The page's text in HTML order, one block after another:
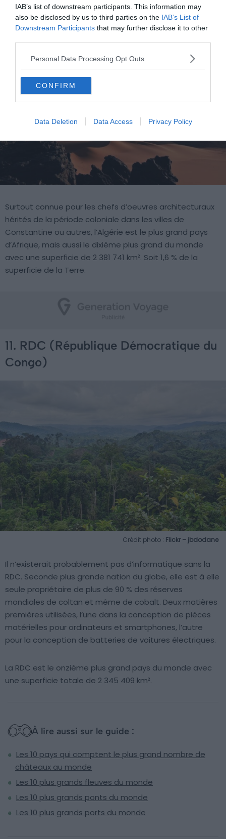
IAB’s list of downstream participants. This information may
also be disclosed by us to third parties on the IAB’s List of
Downstream Participants that may further disclose it to other
Personal Data Processing Opt Outs
CONFIRM
Data Deletion Data Access Privacy Policy
10.Algérie
Surtout connue pour les chefs d’oeuvres architecturaux
hérités de la période coloniale dans les villes de
Constantine ou autres, l’Algérie est le plus grand pays
d’Afrique, mais aussi le dixième plus grand du monde
avec une superficie de 2 381 741 km². Soit 1,6 % de la
superficie de la Terre.
11. RDC (République Démocratique du
Congo)
Crédit photo : Flickr – jbdodane
Il n’existerait probablement pas d’informatique sans la
RDC. Seconde plus grande nation du globe, elle est à elle
seule propriétaire de plus de 90 % des réserves
mondiales de coltan et même de cobalt. Deux matières
premières utilisées, l’une dans la conception de pièces
matérielles pour ordinateurs et smartphones, l’autre
pour la conception de batteries de voitures électriques.
La RDC est le onzième plus grand pays du monde avec
une superficie totale de 2 345 409 km².
À lire aussi sur le guide :
Les 10 pays qui comptent le plus grand nombre de
châteaux au monde
Les 10 plus grands fleuves du monde
Les 10 plus grands ponts du monde
Les 10 plus grands ports du monde